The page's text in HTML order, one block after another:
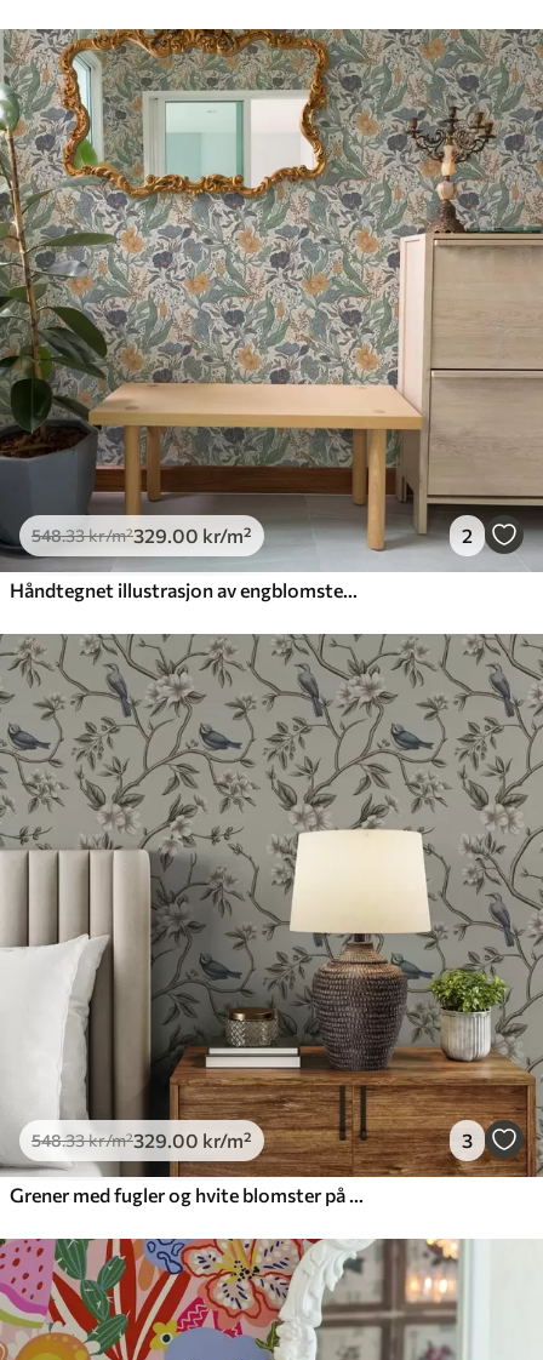
548.33kr/m²329.00 kr/m² 2
Håndtegnet illustrasjon av engblomster i varme farger
548.33kr/m²329.00 kr/m² 3
Grener med fugler og hvite blomster på en delikat bakgrunn